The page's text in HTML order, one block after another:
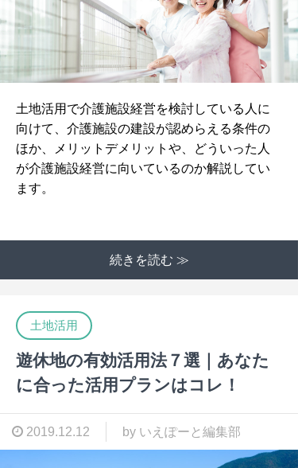
土地活用で介護施設経営を検討している人に
向けて、介護施設の建設が認めらえる条件の
ほか、メリットデメリットや、どういった人
が介護施設経営に向いているのか解説してい
ます。
続きを読む ≫
土地活用
遊休地の有効活用法７選｜あなた
に合った活用プランはコレ！
2019.12.12 by いえぽーと編集部